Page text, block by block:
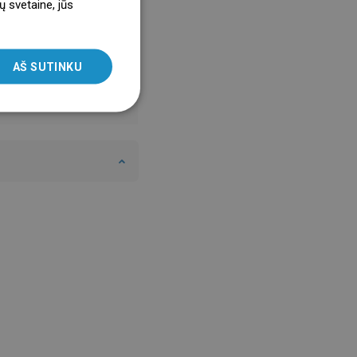
LITHUANIAN
svetaine, jūs
AŠ SUTINKU